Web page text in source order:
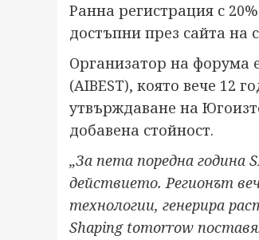
Ранна регистрация с
достъпни през сайта на
Организатор на форума
(AIBEST), която вече 12
утвърждаване на
добавена стойност.
„За пета поредна година
действието. Регионът
технологии, генерира
Shaping tomorrow